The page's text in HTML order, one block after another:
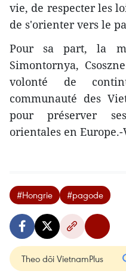
vie, de respecter les
de s'orienter vers le
Pour sa part, la
Simontornya,
volonté de
communauté des
pour préserver
orientales en Europe.-
#Hongrie #pagode
Theo dõi VietnamPlus